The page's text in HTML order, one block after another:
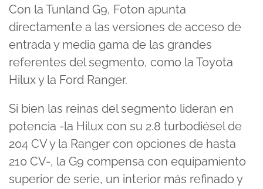
Con la Tunland G9, Foton apunta
directamente a las versiones de acceso de
entrada y media gama de las grandes
referentes del segmento, como la Toyota
Hilux y la Ford Ranger.
Si bien las reinas del segmento lideran en
potencia -la Hilux con su 2.8 turbodiésel de
204 CV y la Ranger con opciones de hasta
210 CV-, la G9 compensa con equipamiento
superior de serie, un interior más refinado y